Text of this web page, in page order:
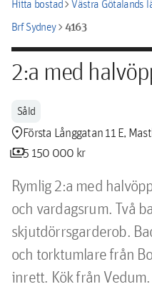
Hitta bostadchevron_rightVästra Götalands
Brf Sydneychevron_right4163
2:a med
Såld
location_pinFörsta Långgatan 11 E,
payments5 150 000 kr
Rymlig 2:a med
och vardagsrum. Två
skjutdörrsgarderob.
och torktumlare från
inrett. Kök från